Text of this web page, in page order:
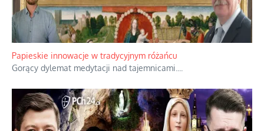
Papieskie innowacje w tradycyjnym różańcu
Gorący dylemat medytacji nad tajemnicami.